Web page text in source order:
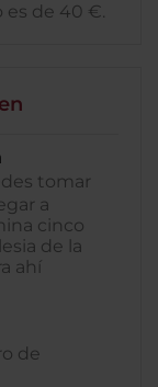
es de 40 €.
tomar
a
cinco
de la
ahí
de